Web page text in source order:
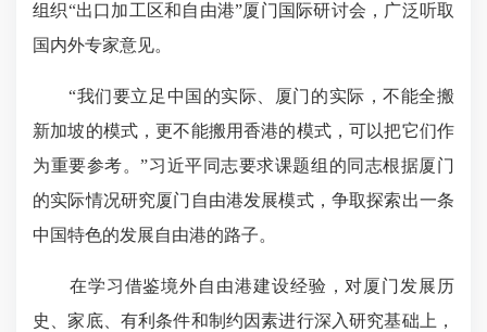
组织“出口加工区和自由港”厦门国际研讨会，广泛听取
国内外专家意见。
“我们要立足中国的实际、厦门的实际，不能全搬
新加坡的模式，更不能搬用香港的模式，可以把它们作
为重要参考。”习近平同志要求课题组的同志根据厦门
的实际情况研究厦门自由港发展模式，争取探索出一条
中国特色的发展自由港的路子。
在学习借鉴境外自由港建设经验，对厦门发展历
史、家底、有利条件和制约因素进行深入研究基础上，